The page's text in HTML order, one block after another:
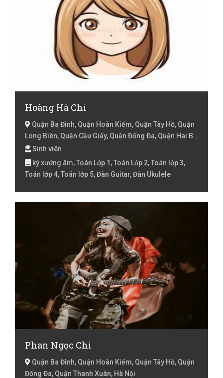
Hoàng Hà Chi
Quận Ba Đình, Quận Hoàn Kiếm, Quận Tây Hồ, Quận
Long Biên, Quận Cầu Giấy, Quận Đống Đa, Quận Hai Bà
Trưng, Quận Hoàng Mai, Quận Thanh Xuân, Hà Nội
Sinh viên
ký xướng âm, Toán Lớp 1, Toán Lớp 2, Toán lớp 3,
Toán lớp 4, Toán lớp 5, Đàn Guitar, Đàn Ukulele
Phan Ngọc Chi
Quận Ba Đình, Quận Hoàn Kiếm, Quận Tây Hồ, Quận
Đống Đa, Quận Thanh Xuân, Hà Nội